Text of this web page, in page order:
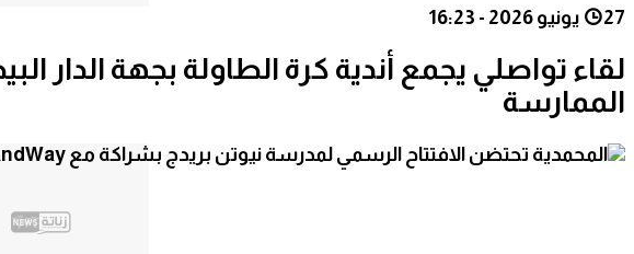
27 يونيو 2026 - 16:23
لقاء تواصلي يجمع أندية كرة الطاولة بجهة الدار
الممارسة